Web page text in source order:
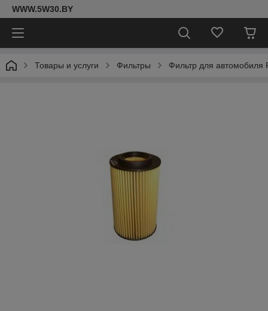
WWW.5W30.BY
Товары и услуги Фильтры Фильтр для автомобиля